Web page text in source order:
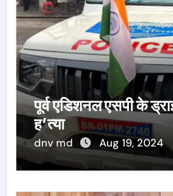
पूर्व एडिशनल एसपी के
ह’त्या
dnv md Aug 19, 2024